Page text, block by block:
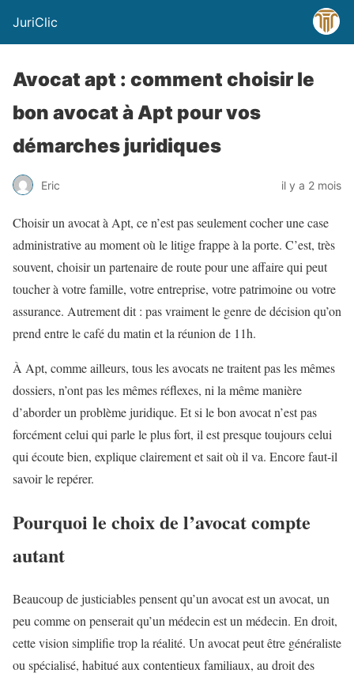
JuriClic
Avocat apt : comment choisir le
bon avocat à Apt pour vos
démarches juridiques
Eric il y a 2 mois
Choisir un avocat à Apt, ce n’est pas seulement cocher une case
administrative au moment où le litige frappe à la porte. C’est, très
souvent, choisir un partenaire de route pour une affaire qui peut
toucher à votre famille, votre entreprise, votre patrimoine ou votre
assurance. Autrement dit : pas vraiment le genre de décision qu’on
prend entre le café du matin et la réunion de 11h.
À Apt, comme ailleurs, tous les avocats ne traitent pas les mêmes
dossiers, n’ont pas les mêmes réflexes, ni la même manière
d’aborder un problème juridique. Et si le bon avocat n’est pas
forcément celui qui parle le plus fort, il est presque toujours celui
qui écoute bien, explique clairement et sait où il va. Encore faut-il
savoir le repérer.
Pourquoi le choix de l’avocat compte
autant
Beaucoup de justiciables pensent qu’un avocat est un avocat, un
peu comme on penserait qu’un médecin est un médecin. En droit,
cette vision simplifie trop la réalité. Un avocat peut être généraliste
ou spécialisé, habitué aux contentieux familiaux, au droit des